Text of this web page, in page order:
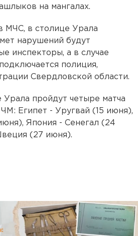
на мангалах.
МЧС, в столице Урала
нарушений будут
инспекторы, а в случае
полиция,
Свердловской области.
Урала пройдут четыре матча
Египет - Уругвай (15 июня),
Япония - Сенегал (24
(27 июня).